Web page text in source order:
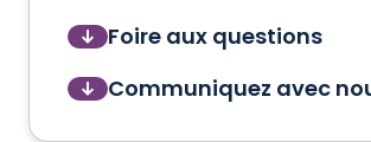
Foire aux questions
Communiquez avec